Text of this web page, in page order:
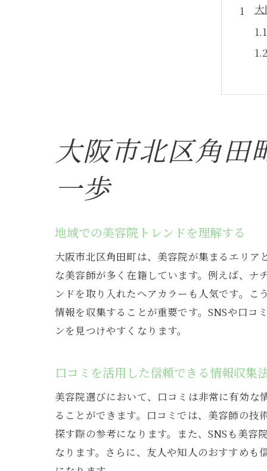
自
大
個
大阪市北区角田
一歩
地域での美容院トレンドを理解する
大阪市北区角田町は、美容院が集まるエリ
な美容師が多く在籍しています。例えば、
ンドを取り入れたヘアカラーも人気です。
情報を収集することが重要です。SNSや口コ
ンを見つけやすくなります。
口コミを活用した信頼できる情報収集
美容院選びにおいて、口コミは非常に有効
ることができます。口コミでは、美容師の
探す際の参考になります。また、SNSも美容
なります。さらに、友人や知人のおすすめ